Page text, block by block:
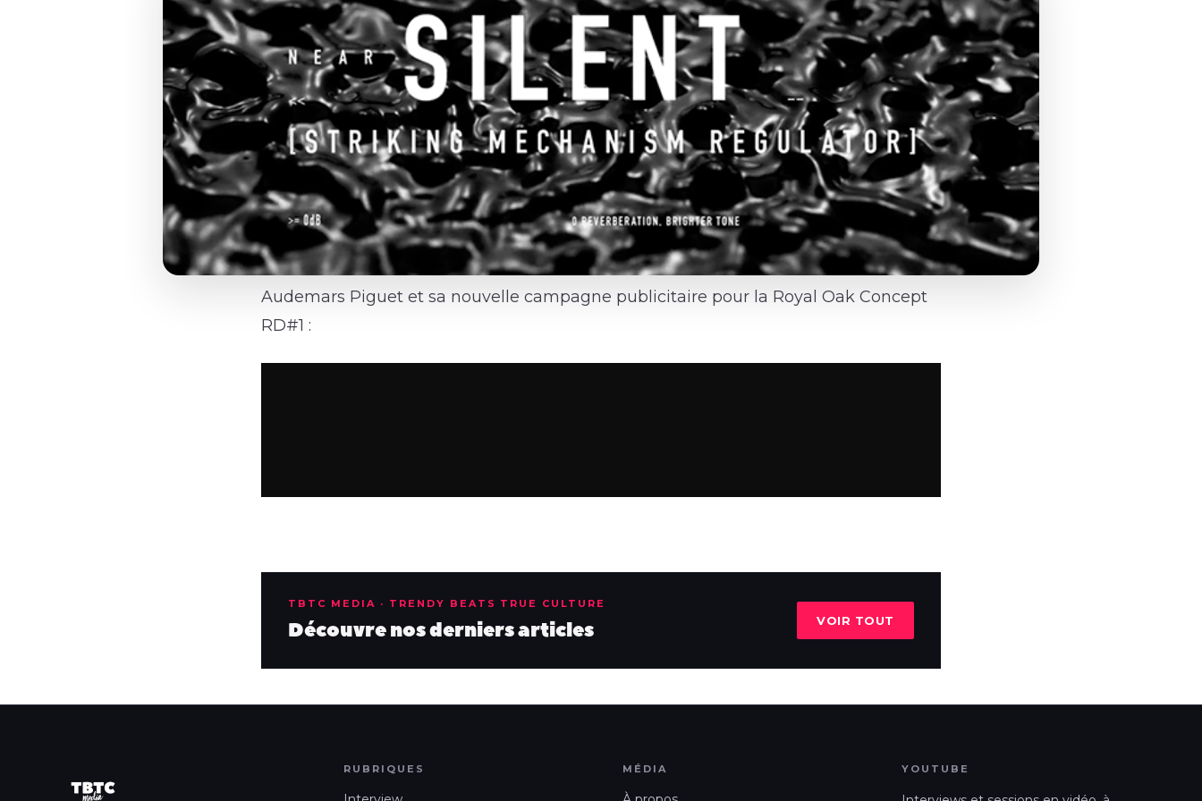
Audemars Piguet et sa nouvelle campagne publicitaire pour la Royal Oak Concept
RD#1 :
TBTC MEDIA · TRENDY BEATS TRUE CULTURE
Découvre nos derniers articles VOIR TOUT
RUBRIQUES MÉDIA YOUTUBE